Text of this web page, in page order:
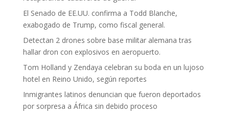
El Senado de EE.UU. confirma a Todd Blanche,
exabogado de Trump, como fiscal general.
Detectan 2 drones sobre base militar alemana tras
hallar dron con explosivos en aeropuerto.
Tom Holland y Zendaya celebran su boda en un lujoso
hotel en Reino Unido, según reportes
Inmigrantes latinos denuncian que fueron deportados
por sorpresa a África sin debido proceso